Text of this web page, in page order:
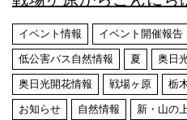
イベント情報 イベント開催報告
低公害バス自然情報 夏 奥日
奥日光開花情報 戦場ヶ原 栃
お知らせ 自然情報 新・山の